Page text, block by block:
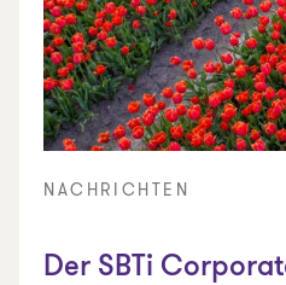
NACHRICHTEN
Der SBTi